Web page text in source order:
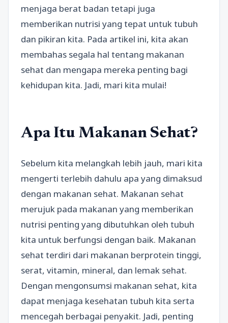
menjaga berat badan tetapi juga
memberikan nutrisi yang tepat untuk tubuh
dan pikiran kita. Pada artikel ini, kita akan
membahas segala hal tentang makanan
sehat dan mengapa mereka penting bagi
kehidupan kita. Jadi, mari kita mulai!
Apa Itu Makanan Sehat?
Sebelum kita melangkah lebih jauh, mari kita
mengerti terlebih dahulu apa yang dimaksud
dengan makanan sehat. Makanan sehat
merujuk pada makanan yang memberikan
nutrisi penting yang dibutuhkan oleh tubuh
kita untuk berfungsi dengan baik. Makanan
sehat terdiri dari makanan berprotein tinggi,
serat, vitamin, mineral, dan lemak sehat.
Dengan mengonsumsi makanan sehat, kita
dapat menjaga kesehatan tubuh kita serta
mencegah berbagai penyakit. Jadi, penting